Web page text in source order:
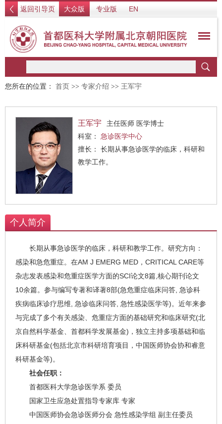
返回引导页 大众版 专业版 EN
您所在的位置： 首页 >> 专家介绍 >> 王军宇
王军宇
主任医师 医学博士
科室： 急诊医学中心
擅长： 长期从事急诊医学的临床，科研和
教学工作。
个人简介
长期从事急诊医学的临床，科研和教学工作。研究方向：
感染和急危重症。在AM J EMERG MED，CRITICAL CARE等
杂志发表感染和危重症医学方面的SCI论文8篇,核心期刊论文
10余篇。参与编写专著和译著8部(急危重症临床问答, 急诊科
疾病临床诊疗思维, 急诊临床问答, 急性感染医学等)。近年来参
与完成了多个有关感染、危重症方面的基础研究和临床研究(北
京自然科学基金、首都科学发展基金)，独立主持多项基础和临
床科研基金(包括北京市科研培育项目，中国医师协会协和睿意
科研基金等)。
社会任职：
首都医科大学急诊医学系 委员
国家卫生应急处置指导专家库 专家
中国医师协会急诊医师分会 急性感染学组 副主任委员